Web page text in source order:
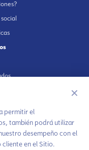
✕
permitir el
también podrá utilizar
desempeño con el
en el Sitio.